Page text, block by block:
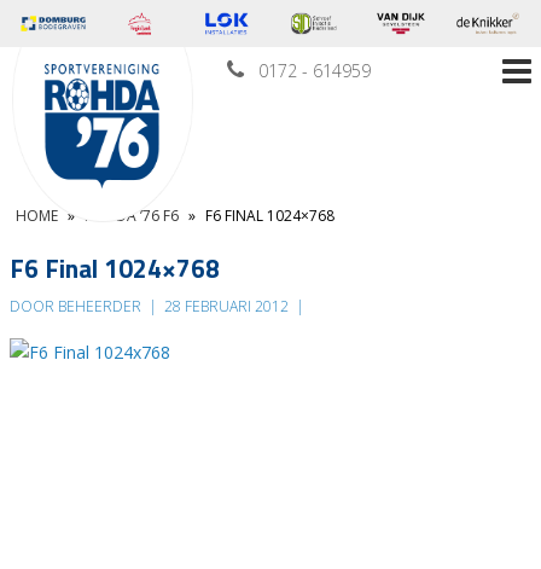
0172 - 614959
HOME » ROHDA ’76 F6 » F6 FINAL 1024×768
F6 Final 1024×768
DOOR BEHEERDER | 28 FEBRUARI 2012 |